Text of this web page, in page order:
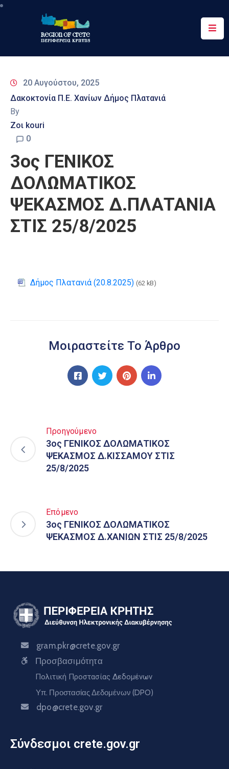
Περιφέρεια
&
Δράσεις
Ψηφιακές
Επικοινωνία
20 Αυγούστου, 2025
Δακοκτονία Π.Ε. Χανίων Δήμος Πλατανιά
By
Ζοι kouri
0
3ος ΓΕΝΙΚΟΣ
ΔΟΛΩΜΑΤΙΚΟΣ
ΨΕΚΑΣΜΟΣ Δ.ΠΛΑΤΑΝΙΑ
ΣΤΙΣ 25/8/2025
Δήμος Πλατανιά (20.8.2025) (62 kB)
Μοιραστείτε Το Άρθρο
Προηγούμενο
3ος ΓΕΝΙΚΟΣ ΔΟΛΩΜΑΤΙΚΟΣ
ΨΕΚΑΣΜΟΣ Δ.ΚΙΣΣΑΜΟΥ ΣΤΙΣ
25/8/2025
Επόμενο
3ος ΓΕΝΙΚΟΣ ΔΟΛΩΜΑΤΙΚΟΣ
ΨΕΚΑΣΜΟΣ Δ.ΧΑΝΙΩΝ ΣΤΙΣ 25/8/2025
gram.pkr@crete.gov.gr
Προσβασιμότητα
Πολιτική Προστασίας Δεδομένων
Υπ. Προστασίας Δεδομένων (DPO)
dpo@crete.gov.gr
Σύνδεσμοι crete.gov.gr